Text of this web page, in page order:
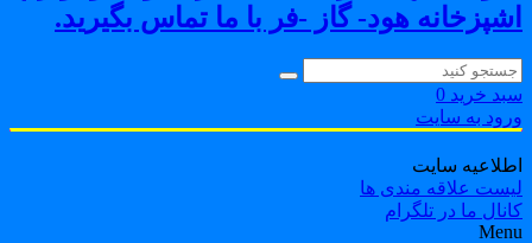
هود- گاز -فر با ما تماس بگیرید.
خرید 0
به سایت
سایت
علاقه مندی ها
ما در تلگرام